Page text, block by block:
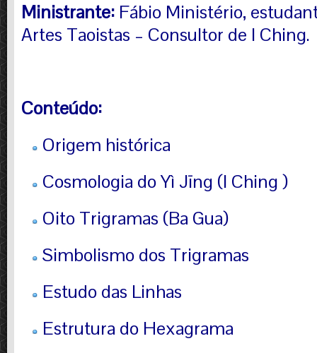
Ministrante: Fábio Ministério,
Artes Taoistas – Consultor de I Ching.
Conteúdo:
Origem histórica
Cosmologia do Yì Jīng (I Ching )
Oito Trigramas (Ba Gua)
Simbolismo dos Trigramas
Estudo das Linhas
Estrutura do Hexagrama